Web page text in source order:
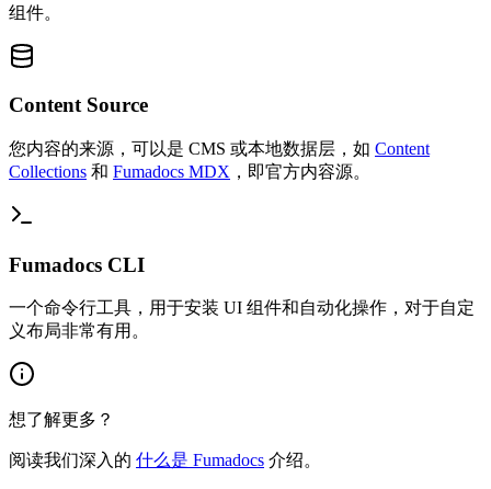
组件。
Content Source
您内容的来源，可以是 CMS 或本地数据层，如 Content
Collections 和 Fumadocs MDX ，即官方内容源。
Fumadocs CLI
一个命令行工具，用于安装 UI 组件和自动化操作，对于自定
义布局非常有用。
想了解更多？
阅读我们深入的 什么是 Fumadocs 介绍。